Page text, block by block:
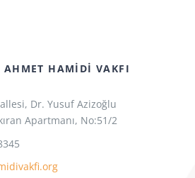
AHMET HAMIDI VAKFI
Dr. Yusuf Azizoğlu
Apartmanı, No:51/2